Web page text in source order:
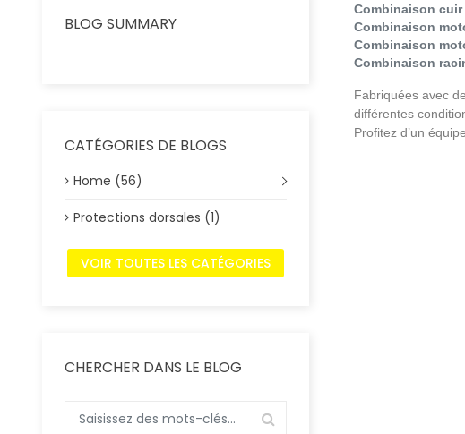
BLOG SUMMARY
CATÉGORIES DE BLOGS
Home (56)
Protections dorsales (1)
VOIR TOUTES LES CATÉGORIES
CHERCHER DANS LE BLOG
Combinaison cuir
Combinaison
Combinaison
Combinaison
Fabriquées avec
différentes
Profitez d’un